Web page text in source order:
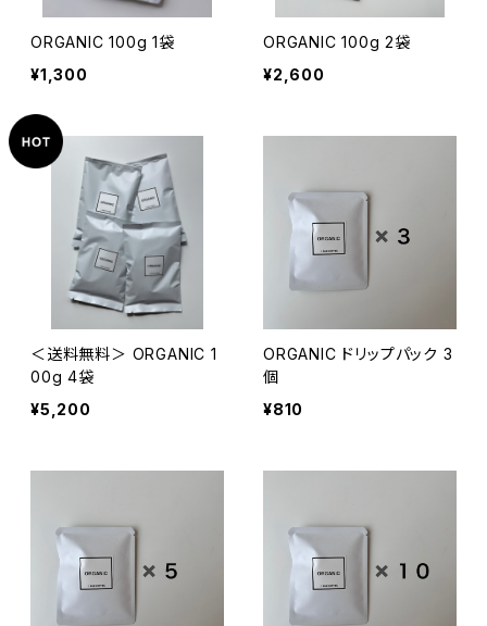
ORGANIC 100g 1袋
¥1,300
ORGANIC 100g 2袋
¥2,600
＜送料無料＞ ORGANIC 1
00g 4袋
¥5,200
ORGANIC ドリップパック 3
個
¥810